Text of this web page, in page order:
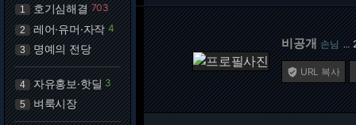
1 호기심해결 703
2 레어·유머·자작 4
3 명예의 전당
4 자유홍보·핫딜 3
5 벼룩시장
비공개 손님 …
 URL 복사